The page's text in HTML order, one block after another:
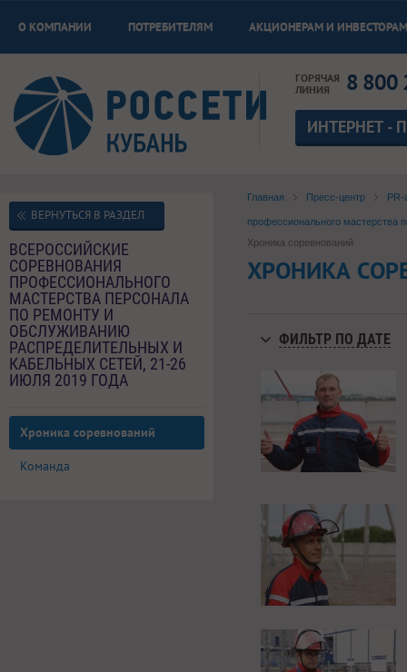
О КОМПАНИИ ПОТРЕБИТЕЛЯМ АКЦИОНЕРАМ И ИНВЕСТОРАМ
ГОРЯЧАЯ
ЛИНИЯ
8 800
ИНТЕРНЕТ -
Главная Пресс-центр PR-
профессионального мастерства
Хроника соревнований
ХРОНИКА
ФИЛЬТР ПО ДАТЕ
ВЕРНУТЬСЯ В РАЗДЕЛ
ВСЕРОССИЙСКИЕ
СОРЕВНОВАНИЯ
ПРОФЕССИОНАЛЬНОГО
МАСТЕРСТВА ПЕРСОНАЛА
ПО РЕМОНТУ И
ОБСЛУЖИВАНИЮ
РАСПРЕДЕЛИТЕЛЬНЫХ И
КАБЕЛЬНЫХ СЕТЕЙ, 21-26
ИЮЛЯ 2019 ГОДА
Хроника соревнований
Команда